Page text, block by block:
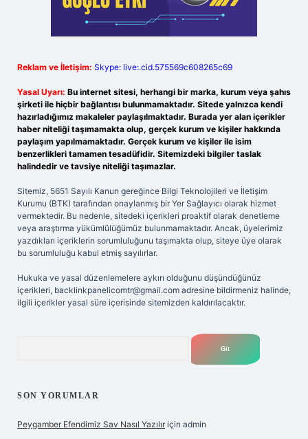
Reklam ve İletişim: Skype: live:.cid.575569c608265c69
Yasal Uyarı: Bu internet sitesi, herhangi bir marka, kurum veya şahıs
şirketi ile hiçbir bağlantısı bulunmamaktadır. Sitede yalnızca kendi
hazırladığımız makaleler paylaşılmaktadır. Burada yer alan içerikler
haber niteliği taşımamakta olup, gerçek kurum ve kişiler hakkında
paylaşım yapılmamaktadır. Gerçek kurum ve kişiler ile isim
benzerlikleri tamamen tesadüfidir. Sitemizdeki bilgiler taslak
halindedir ve tavsiye niteliği taşımazlar.
Sitemiz, 5651 Sayılı Kanun gereğince Bilgi Teknolojileri ve İletişim
Kurumu (BTK) tarafından onaylanmış bir Yer Sağlayıcı olarak hizmet
vermektedir. Bu nedenle, sitedeki içerikleri proaktif olarak denetleme
veya araştırma yükümlülüğümüz bulunmamaktadır. Ancak, üyelerimiz
yazdıkları içeriklerin sorumluluğunu taşımakta olup, siteye üye olarak
bu sorumluluğu kabul etmiş sayılırlar.
Hukuka ve yasal düzenlemelere aykırı olduğunu düşündüğünüz
içerikleri, backlinkpanelicomtr@gmail.com adresine bildirmeniz halinde,
ilgili içerikler yasal süre içerisinde sitemizden kaldırılacaktır.
SON YORUMLAR
Peygamber Efendimiz Sav Nasıl Yazılır için admin